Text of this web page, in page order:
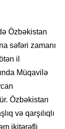
Özbəkistan
səfəri zamanı
il
Müqavilə
Özbəkistan
və qarşılıqlı
ikitərəfli